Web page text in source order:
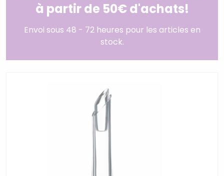
à partir de 50€ d'achats!
Envoi sous 48 - 72 heures pour les articles en
stock.